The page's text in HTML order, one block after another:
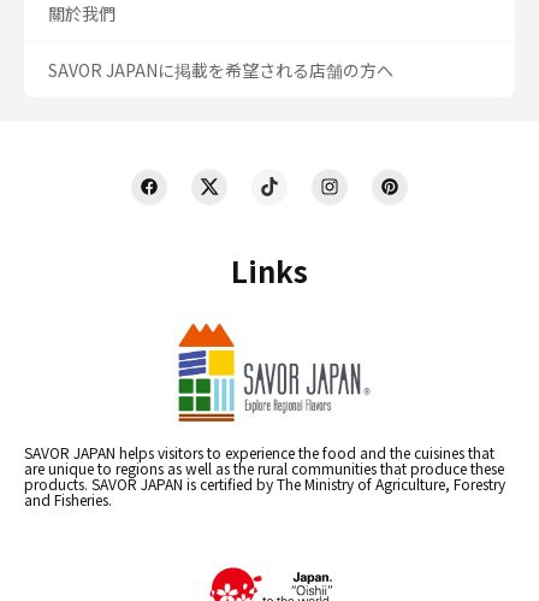
Links
SAVOR JAPAN helps visitors to experience the food and the cuisines that
are unique to regions as well as the rural communities that produce these
products. SAVOR JAPAN is certified by The Ministry of Agriculture, Forestry
and Fisheries.
關於我們
SAVOR JAPANに掲載を希望される店舗の方へ